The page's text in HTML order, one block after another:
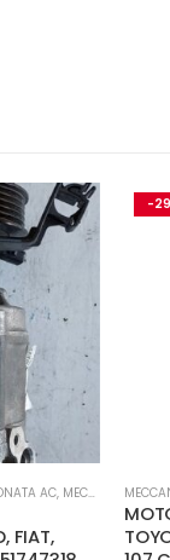
AC, MECCANICA E PERFORMANCE
FIAT,
-